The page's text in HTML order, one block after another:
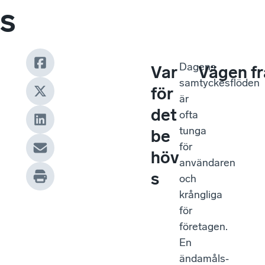
s
Var
för
det
be
höv
s
Dagens
samtyckesflöden
är
ofta
tunga
för
användaren
och
krångliga
för
företagen.
En
ändamåls‑
Vägen